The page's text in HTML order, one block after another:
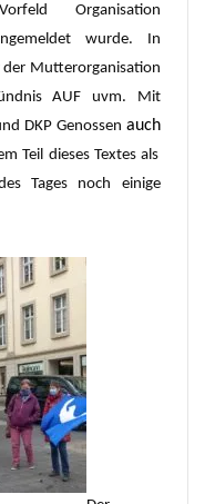
Organisation
wurde. In
der Mutterorganisation
AUF uvm. Mit
DKP Genossen auch
Teil dieses Textes als
Tages noch einige